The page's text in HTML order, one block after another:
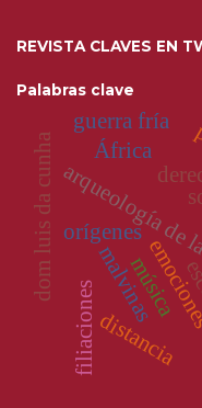
REVISTA CLAVES EN
Palabras clave
arqueología
dom luis da cunha orígenes
malvinas
África
distancia
filiaciones música
guerra fría